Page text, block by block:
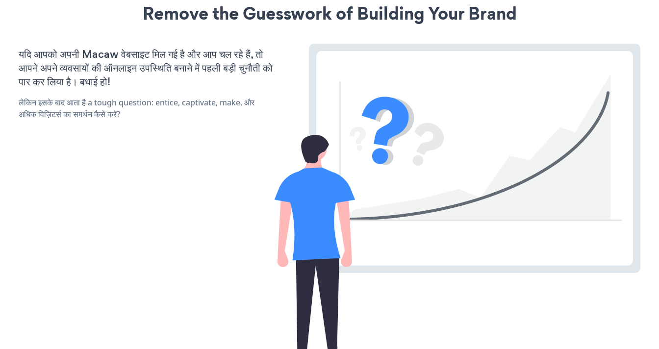
Remove the Guesswork of Building Your Brand
यदि आपको अपनी Macaw वेबसाइट मिल गई है और आप चल रहे हैं, तो
आपने अपने व्यवसायों की ऑनलाइन उपस्थिति बनाने में पहली बड़ी चुनौती को
पार कर लिया है। बधाई हो!
लेकिन इसके बाद आता है a tough question: entice, captivate, make, और
अधिक विज़िटर्स का समर्थन कैसे करें?